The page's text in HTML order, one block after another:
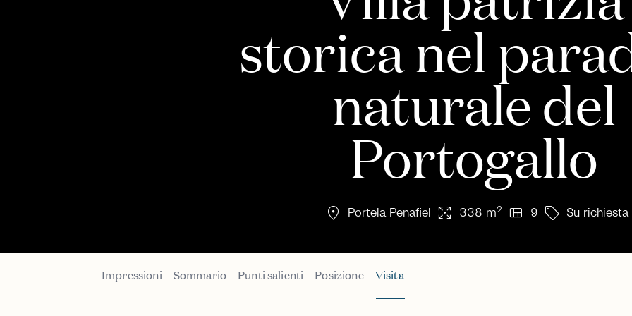
storica nel
naturale del
Portogallo
location_on Portela Penafiel arrows_output 338 m2 view_quilt 9 sell Su richiesta
Impressioni Sommario Punti salienti Posizione Visita